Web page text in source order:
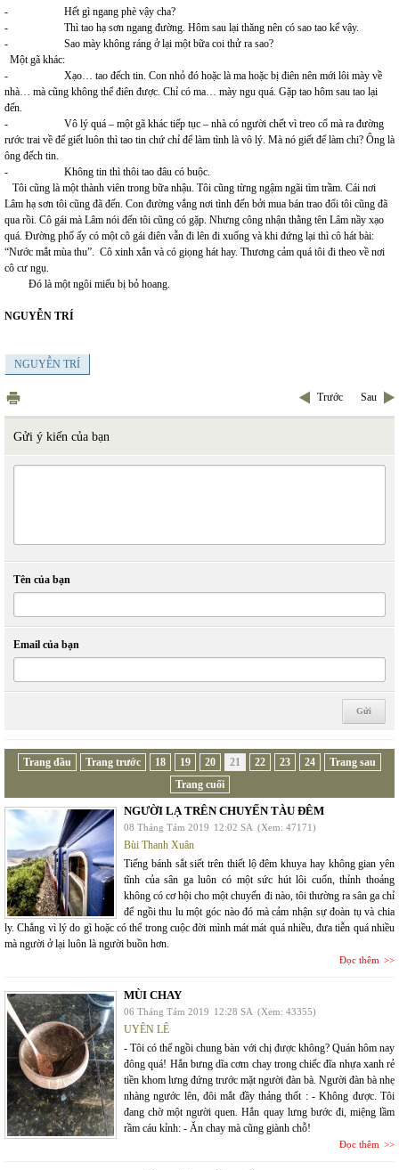
- Hết gì ngang phè vậy cha?
- Thì tao hạ sơn ngang đường. Hôm sau lại thăng nên có sao tao kể vậy.
- Sao mày không ráng ở lại một bữa coi thử ra sao?
Một gã khác:
- Xạo… tao đếch tin. Con nhỏ đó hoặc là ma hoặc bị điên nên mới lôi mày về
nhà… mà cũng không thể điên được. Chỉ có ma… mày ngu quá. Gặp tao hôm sau tao lại
đến.
- Vô lý quá – một gã khác tiếp tục – nhà có người chết vì treo cổ mà ra đường
rước trai về để giết luôn thì tao tin chứ chỉ để làm tình là vô lý. Mà nó giết để làm chi? Ông là
ông đếch tin.
- Không tin thì thôi tao đâu có buộc.
Tôi cũng là một thành viên trong bữa nhậu. Tôi cũng từng ngậm ngãi tìm trầm. Cái nơi
Lâm hạ sơn tôi cũng đã đến. Con đường vắng nơi tình đến bởi mua bán trao đổi tôi cũng đã
qua rồi. Cô gái mà Lâm nói đến tôi cũng có gặp. Nhưng công nhận thằng tên Lâm nầy xạo
quá. Đường phố ấy có một cô gái điên vẫn đi lên đi xuống và khi đứng lại thì cô hát bài:
“Nước mắt mùa thu”. Cô xinh xắn và có giọng hát hay. Thương cảm quá tôi đi theo về nơi
cô cư ngụ.
Đó là một ngôi miếu bị bỏ hoang.
NGUYỄN TRÍ
NGUYỄN TRÍ
Trước Sau
Gửi ý kiến của bạn
Tên của bạn
Email của bạn
Trang đầu Trang trước 18 19 20 21 22 23 24
Trang sau
Trang cuối
NGƯỜI LẠ TRÊN CHUYẾN TÀU ĐÊM
08 Tháng Tám 2019 12:02 SA (Xem: 47171)
Bùi Thanh Xuân
Tiếng bánh sắt siết trên thiết lộ đêm khuya hay không gian yên
tĩnh của sân ga luôn có một sức hút lôi cuốn, thỉnh thoảng
không có cơ hội cho một chuyến đi nào, tôi thường ra sân ga chỉ
để ngồi thu lu một góc nào đó mà cảm nhận sự đoàn tụ và chia
ly. Chẳng vì lý do gì hoặc có thể trong cuộc đời mình mát mát quá nhiều, đưa tiễn quá nhiều
mà người ở lại luôn là người buồn hơn.
Đọc thêm
MÙI CHAY
06 Tháng Tám 2019 12:28 SA (Xem: 43355)
UYÊN LÊ
- Tôi có thể ngồi chung bàn với chị được không? Quán hôm nay
đông quá! Hắn bưng dĩa cơm chay trong chiếc đĩa nhựa xanh rẻ
tiền khom lưng đứng trước mặt người đàn bà. Người đàn bà nhẹ
nhàng ngước lên, đôi mắt đầy thảng thốt : - Không được. Tôi
đang chờ một người quen. Hắn quay lưng bước đi, miệng lầm
rầm cáu kỉnh: - Ăn chay mà cũng giành chỗ!
Đọc thêm